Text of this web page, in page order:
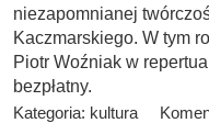
niezapomnianej
Kaczmarskiego. W tym
Piotr Woźniak w
bezpłatny.
Kategoria: kultura